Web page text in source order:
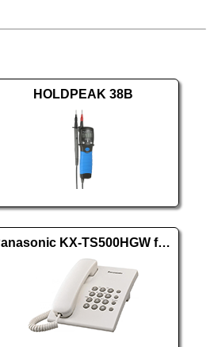
HOLDPEAK 38B
Panasonic KX-TS500HGW fehér